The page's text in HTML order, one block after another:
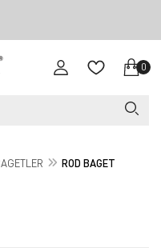
0
ROD BAGET